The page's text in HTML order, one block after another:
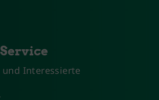
Interessierte